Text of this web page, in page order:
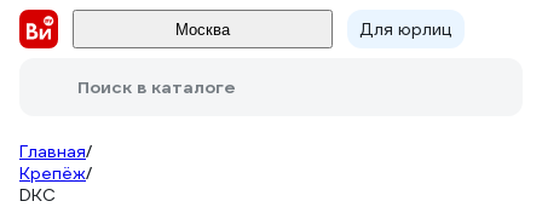
Москва Для юрлиц
Поиск в каталоге
Главная/
Крепёж/
DKC